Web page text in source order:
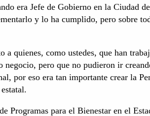
era Jefe de Gobierno en la Ciudad
y lo ha cumplido, pero sobre
a quienes, como ustedes, que han
pero que no pudieron ir
por eso era tan importante crear la
Programas para el Bienestar en el